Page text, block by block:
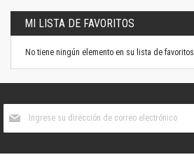
MI LISTA DE FAVORITOS
No tiene ningún elemento en su lista de favoritos.
boletín